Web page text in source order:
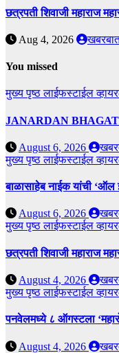
छत्रपती शिवाजी महाराज
Aug 4, 2026
You missed
मुख्य पृष्ठलाईफस्टाईल
JANARDAN BHAGAT
August 6, 2026
मुख्य पृष्ठलाईफस्टाईल
बाळासाहेब नाईक यांची ‘ऑल
August 6, 2026
मुख्य पृष्ठलाईफस्टाईल
छत्रपती शिवाजी महाराज
August 4, 2026
मुख्य पृष्ठलाईफस्टाईल
पनवेलमध्ये ८ ऑगस्टला
August 4, 2026